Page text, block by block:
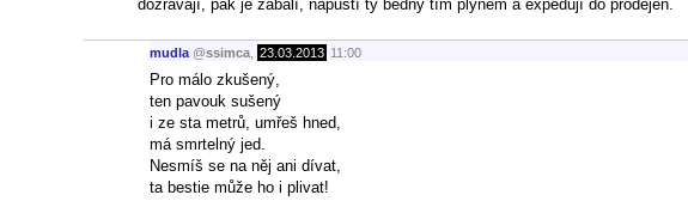
dozrávají, pak je zabalí, napustí ty bedny tím plynem a expedují do prodejen.
mudla @ssimca 23.03.2013 11:00
Pro málo zkušený,
ten pavouk sušený
i ze sta metrů, umřeš hned,
má smrtelný jed.
Nesmíš se na něj ani dívat,
ta bestie může ho i plivat!